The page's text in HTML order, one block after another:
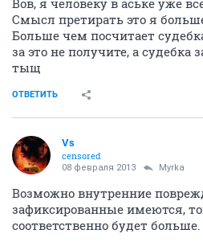
Смысл претирать это я
Больше чем посчитает
за это не получите, а судебка
тыщ
ОТВЕТИТЬ
Vs
censored
08 февраля 2013 Myrka
Возможно внутренние
зафиксированные имеются,
соответственно будет больше.